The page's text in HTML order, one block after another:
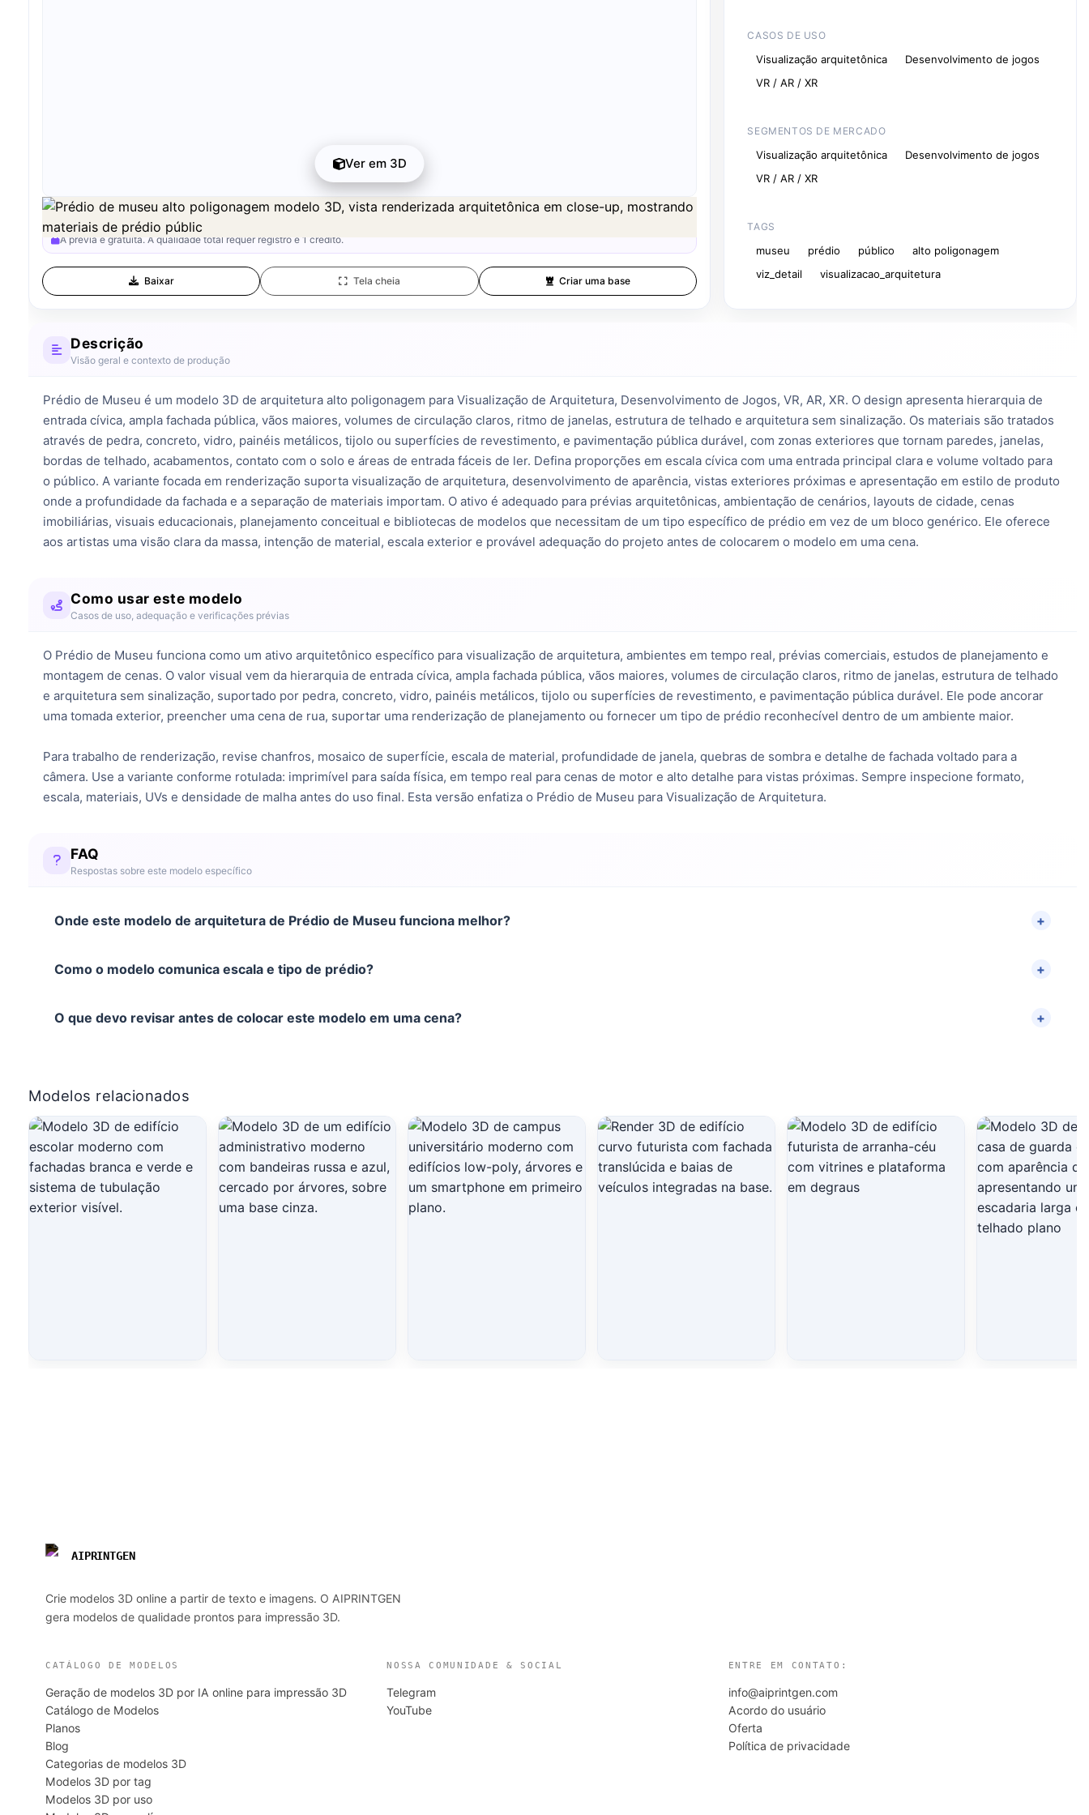
Ver em 3D
A prévia pode ser baixada gratuitamente. A qualidade total está disponível após o registro por 1 crédito.
A prévia é gratuita. A qualidade total requer registro e 1 crédito.
Baixar Tela cheia Criar uma base
CASOS DE USO
Visualização arquitetônica
Desenvolvimento de jogos
VR / AR / XR
SEGMENTOS DE MERCADO
Visualização arquitetônica
Desenvolvimento de jogos
VR / AR / XR
TAGS
museu prédio público
alto poligonagem
viz_detail
visualizacao_arquitetura
Descrição
Visão geral e contexto de produção
Prédio de Museu é um modelo 3D de arquitetura alto poligonagem para Visualização de Arquitetura, Desenvolvimento de Jogos, VR, AR, XR. O design apresenta hierarquia de
entrada cívica, ampla fachada pública, vãos maiores, volumes de circulação claros, ritmo de janelas, estrutura de telhado e arquitetura sem sinalização. Os materiais são tratados
através de pedra, concreto, vidro, painéis metálicos, tijolo ou superfícies de revestimento, e pavimentação pública durável, com zonas exteriores que tornam paredes, janelas,
bordas de telhado, acabamentos, contato com o solo e áreas de entrada fáceis de ler. Defina proporções em escala cívica com uma entrada principal clara e volume voltado para
o público. A variante focada em renderização suporta visualização de arquitetura, desenvolvimento de aparência, vistas exteriores próximas e apresentação em estilo de produto
onde a profundidade da fachada e a separação de materiais importam. O ativo é adequado para prévias arquitetônicas, ambientação de cenários, layouts de cidade, cenas
imobiliárias, visuais educacionais, planejamento conceitual e bibliotecas de modelos que necessitam de um tipo específico de prédio em vez de um bloco genérico. Ele oferece
aos artistas uma visão clara da massa, intenção de material, escala exterior e provável adequação do projeto antes de colocarem o modelo em uma cena.
Como usar este modelo
Casos de uso, adequação e verificações prévias
O Prédio de Museu funciona como um ativo arquitetônico específico para visualização de arquitetura, ambientes em tempo real, prévias comerciais, estudos de planejamento e
montagem de cenas. O valor visual vem da hierarquia de entrada cívica, ampla fachada pública, vãos maiores, volumes de circulação claros, ritmo de janelas, estrutura de telhado
e arquitetura sem sinalização, suportado por pedra, concreto, vidro, painéis metálicos, tijolo ou superfícies de revestimento, e pavimentação pública durável. Ele pode ancorar
uma tomada exterior, preencher uma cena de rua, suportar uma renderização de planejamento ou fornecer um tipo de prédio reconhecível dentro de um ambiente maior.
Para trabalho de renderização, revise chanfros, mosaico de superfície, escala de material, profundidade de janela, quebras de sombra e detalhe de fachada voltado para a
câmera. Use a variante conforme rotulada: imprimível para saída física, em tempo real para cenas de motor e alto detalhe para vistas próximas. Sempre inspecione formato,
escala, materiais, UVs e densidade de malha antes do uso final. Esta versão enfatiza o Prédio de Museu para Visualização de Arquitetura.
FAQ
Respostas sobre este modelo específico
Onde este modelo de arquitetura de Prédio de Museu funciona melhor?
Como o modelo comunica escala e tipo de prédio?
O que devo revisar antes de colocar este modelo em uma cena?
Modelos relacionados
AIPRINTGEN
Crie modelos 3D online a partir de texto e imagens. O AIPRINTGEN
gera modelos de qualidade prontos para impressão 3D.
CATÁLOGO DE MODELOS
Geração de modelos 3D por IA online para impressão 3D
Catálogo de Modelos
Planos
Blog
Categorias de modelos 3D
Modelos 3D por tag
Modelos 3D por uso
NOSSA COMUNIDADE & SOCIAL
Telegram
YouTube
ENTRE EM CONTATO:
info@aiprintgen.com
Acordo do usuário
Oferta
Política de privacidade